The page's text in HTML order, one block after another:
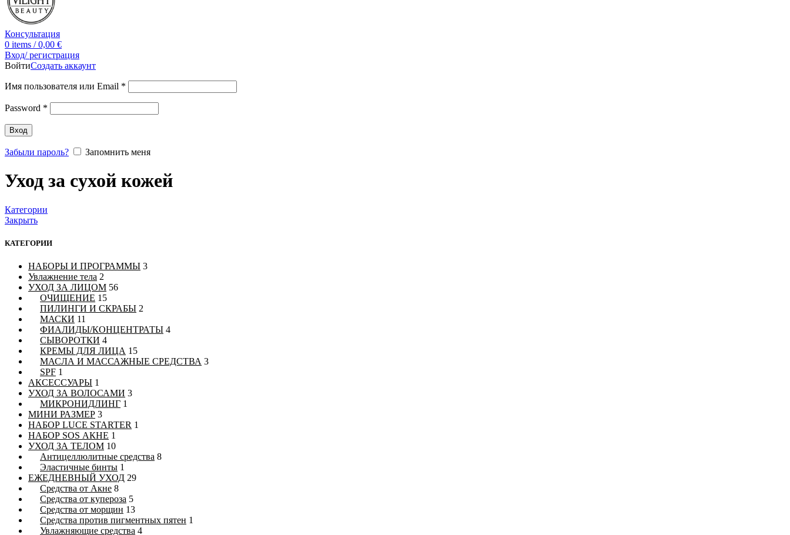
Консультация
0 items / 0,00 €
Вход/ регистрация
ВойтиСоздать аккаунт
Имя пользователя или Email *
Password *
Вход
Забыли пароль? Запомнить меня
Уход за сухой кожей
Категории
Закрыть
КАТЕГОРИИ
НАБОРЫ И ПРОГРАММЫ 3
Увлажнение тела 2
УХОД ЗА ЛИЦОМ 56
ОЧИЩЕНИЕ 15
ПИЛИНГИ И СКРАБЫ 2
МАСКИ 11
ФИАЛИДЫ/КОНЦЕНТРАТЫ 4
СЫВОРОТКИ 4
КРЕМЫ ДЛЯ ЛИЦА 15
МАСЛА И МАССАЖНЫЕ СРЕДСТВА 3
SPF 1
АКСЕССУАРЫ 1
УХОД ЗА ВОЛОСАМИ 3
МИКРОНИДЛИНГ 1
МИНИ РАЗМЕР 3
НАБОР LUCE STARTER 1
НАБОР SOS АКНЕ 1
УХОД ЗА ТЕЛОМ 10
Антицеллюлитные средства 8
Эластичные бинты 1
ЕЖЕДНЕВНЫЙ УХОД 29
Средства от Акне 8
Средства от купероза 5
Средства от морщин 13
Средства против пигментных пятен 1
Увлажняющие средства 4